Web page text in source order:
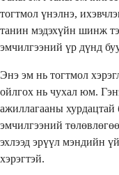
тогтмол үнэлнэ,
танин мэдэхүйн шинж
эмчилгээний үр дүнд
Энэ эм нь тогтмол
ойлгох нь чухал юм.
ажиллагааны хурдацтай
эмчилгээний
эхлээд эрүүл мэндийн
хэрэгтэй.